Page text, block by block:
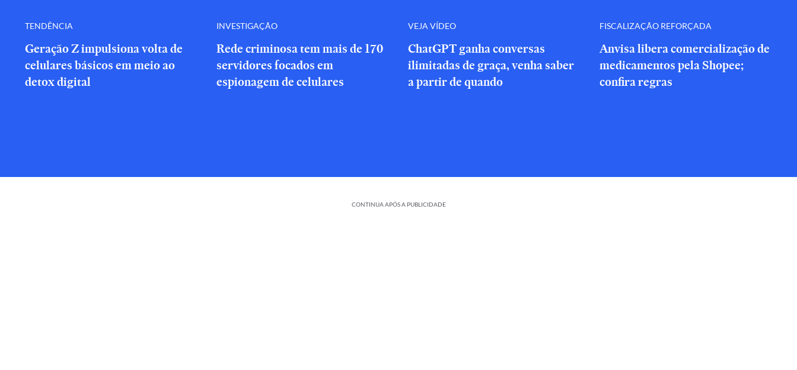
TENDÊNCIA
Geração Z impulsiona volta de
celulares básicos em meio ao
detox digital
INVESTIGAÇÃO
Rede criminosa tem mais de 170
servidores focados em
espionagem de celulares
VEJA VÍDEO
ChatGPT ganha conversas
ilimitadas de graça, venha saber
a partir de quando
FISCALIZAÇÃO REFORÇADA
Anvisa libera comercialização de
medicamentos pela Shopee;
confira regras
CONTINUA APÓS A PUBLICIDADE